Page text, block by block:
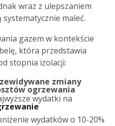
wraz z ulepszaniem
systematycznie maleć.
gazem w kontekście
która przedstawia
stopnia izolacji:
zmiany
ogrzewania
wydatki na
wydatków o 10-20%